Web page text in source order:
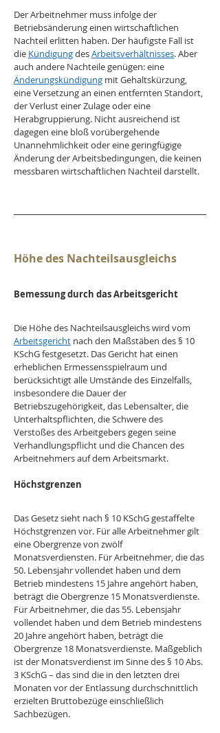
Der Arbeitnehmer muss infolge der
Betriebsänderung einen wirtschaftlichen
Nachteil erlitten haben. Der häufigste Fall ist
die Kündigung des Arbeitsverhältnisses. Aber
auch andere Nachteile genügen: eine
Änderungskündigung mit Gehaltskürzung,
eine Versetzung an einen entfernten Standort,
der Verlust einer Zulage oder eine
Herabgruppierung. Nicht ausreichend ist
dagegen eine bloß vorübergehende
Unannehmlichkeit oder eine geringfügige
Änderung der Arbeitsbedingungen, die keinen
messbaren wirtschaftlichen Nachteil darstellt.
Höhe des Nachteilsausgleichs
Bemessung durch das Arbeitsgericht
Die Höhe des Nachteilsausgleichs wird vom
Arbeitsgericht nach den Maßstäben des § 10
KSchG festgesetzt. Das Gericht hat einen
erheblichen Ermessensspielraum und
berücksichtigt alle Umstände des Einzelfalls,
insbesondere die Dauer der
Betriebszugehörigkeit, das Lebensalter, die
Unterhaltspflichten, die Schwere des
Verstoßes des Arbeitgebers gegen seine
Verhandlungspflicht und die Chancen des
Arbeitnehmers auf dem Arbeitsmarkt.
Höchstgrenzen
Das Gesetz sieht nach § 10 KSchG gestaffelte
Höchstgrenzen vor. Für alle Arbeitnehmer gilt
eine Obergrenze von zwölf
Monatsverdiensten. Für Arbeitnehmer, die das
50. Lebensjahr vollendet haben und dem
Betrieb mindestens 15 Jahre angehört haben,
beträgt die Obergrenze 15 Monatsverdienste.
Für Arbeitnehmer, die das 55. Lebensjahr
vollendet haben und dem Betrieb mindestens
20 Jahre angehört haben, beträgt die
Obergrenze 18 Monatsverdienste. Maßgeblich
ist der Monatsverdienst im Sinne des § 10 Abs.
3 KSchG – das sind die in den letzten drei
Monaten vor der Entlassung durchschnittlich
erzielten Bruttobezüge einschließlich
Sachbezügen.